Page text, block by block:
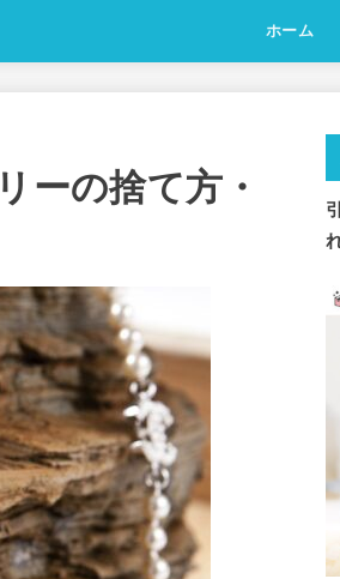
ホーム
ーの捨て方・